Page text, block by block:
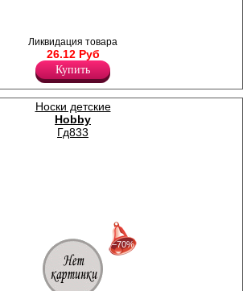
Полиамид 23%
Хлопок 75%
Эластан 2%
Ликвидация товара
26.12 Руб
Купить
Носки детские
Hobby
Гд833
с 22-07-2026 по 28-07-2026
с 29-07-2026 по 04-08-2026
с 05-08-2026 по 11-08-2026
−70%